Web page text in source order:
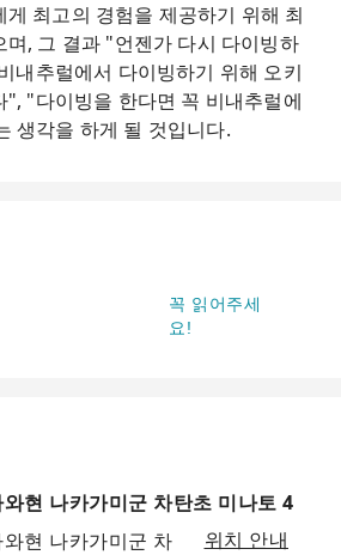
게 최고의 경험을 제공하기 위해 최
며, 그 결과 "언젠가 다시 다이빙하
내추럴에서 다이빙하기 위해 오키
", "다이빙을 한다면 꼭 비내추럴에
생각을 하게 될 것입니다.
꼭 읽어주세
요!
현 나카가미군 차탄초 미나토 4
현 나카가미군 차
위치 안내